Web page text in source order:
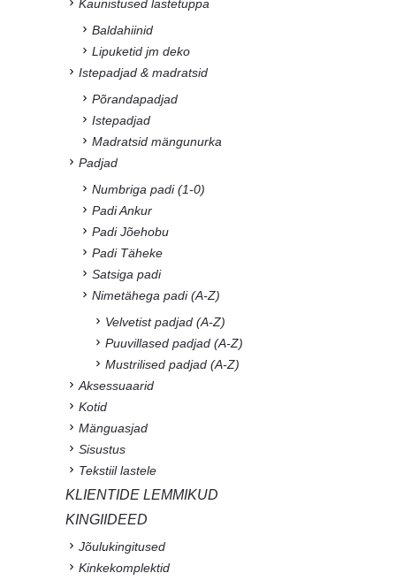
Kaunistused lastetuppa
Baldahiinid
Lipuketid jm deko
Istepadjad & madratsid
Põrandapadjad
Istepadjad
Madratsid mängunurka
Padjad
Numbriga padi (1-0)
Padi Ankur
Padi Jõehobu
Padi Täheke
Satsiga padi
Nimetähega padi (A-Z)
Velvetist padjad (A-Z)
Puuvillased padjad (A-Z)
Mustrilised padjad (A-Z)
Aksessuaarid
Kotid
Mänguasjad
Sisustus
Tekstiil lastele
KLIENTIDE LEMMIKUD
KINGIIDEED
Jõulukingitused
Kinkekomplektid